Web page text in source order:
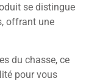
se distingue
offrant une
du chasse, ce
pour vous